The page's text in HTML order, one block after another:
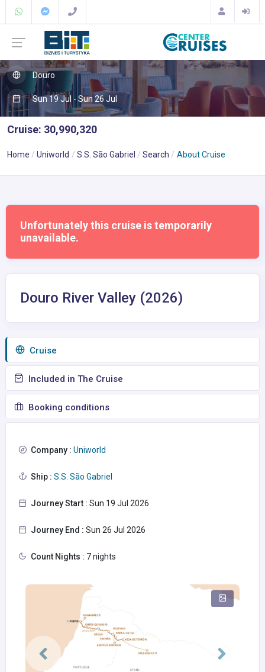
Douro
Sun 19 Jul - Sun 26 Jul
Cruise: 30,990,320
Home Uniworld S.S. São Gabriel Search About Cruise
Unfortunately this cruise is temporarily
unavailable.
Douro River Valley (2026)
Сruise
Included in The Cruise
Booking conditions
Company : Uniworld
Ship : S.S. São Gabriel
Journey Start : Sun 19 Jul 2026
Journey End : Sun 26 Jul 2026
Count Nights : 7 nights